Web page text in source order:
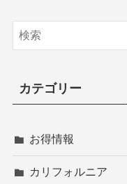
カテゴリー
お得情報
カリフォルニア